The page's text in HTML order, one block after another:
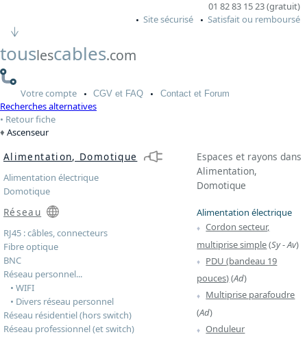
01 82 83 15 23 (gratuit)
Site sécurisé
Satisfait ou remboursé
touslescables.com
Votrecompte CGV et FAQ Contactet Forum
Recherches alternatives
Retour fiche
Ascenseur
Espaces et rayons dans
Alimentation,
Domotique
Alimentation électrique
Cordon secteur,
multiprise simple(Sy-Av)
PDU (bandeau 19
pouces)(Ad)
Multiprise parafoudre
(Ad)
Onduleur
Alimentation, Domotique
Alimentation électrique
Domotique
Réseau
RJ45 : câbles, connecteurs
Fibre optique
BNC
Réseau personnel...
• WIFI
• Divers réseau personnel
Réseau résidentiel (hors switch)
Réseau professionnel (et switch)